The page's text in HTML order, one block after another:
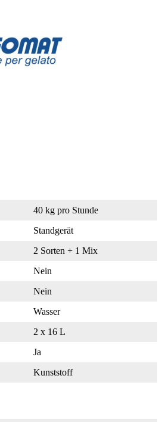
40 kg pro Stunde
Standgerät
2 Sorten + 1 Mix
Nein
Nein
Wasser
2 x 16 L
Ja
Kunststoff